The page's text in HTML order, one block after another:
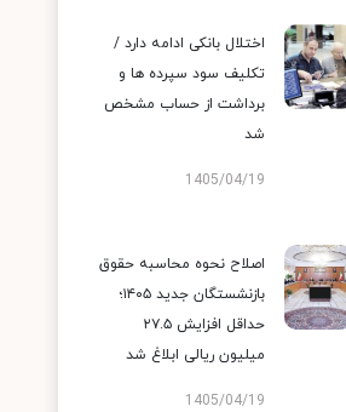
اختلال بانکی ادامه دارد /
تکلیف سود سپرده ها و
برداشت از حساب مشخص
شد
1405/04/19
اصلاح نحوه محاسبه حقوق
بازنشستگان جدید ۱۴۰۵؛
حداقل افزایش ۲۷.۵
میلیون ریالی ابلاغ شد
1405/04/19